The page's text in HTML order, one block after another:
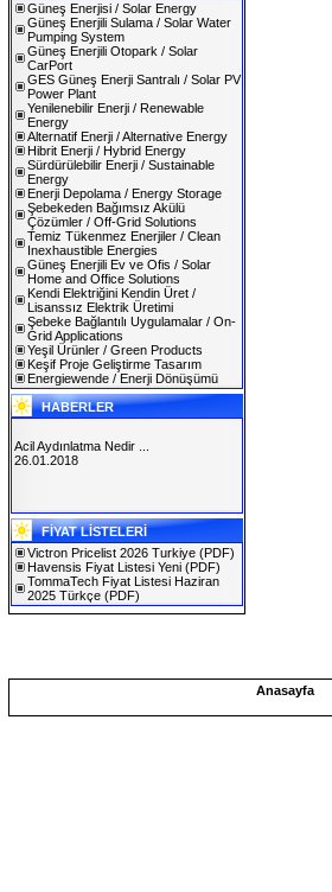
Güneş Enerjisi / Solar Energy
Güneş Enerjili Sulama / Solar Water
Pumping System
Güneş Enerjili Otopark / Solar
CarPort
GES Güneş Enerji Santralı / Solar PV
Power Plant
Yenilenebilir Enerji / Renewable
Energy
Alternatif Enerji / Alternative Energy
Hibrit Enerji / Hybrid Energy
Sürdürülebilir Enerji / Sustainable
Energy
Enerji Depolama / Energy Storage
Şebekeden Bağımsız Akülü
Çözümler / Off-Grid Solutions
Temiz Tükenmez Enerjiler / Clean
Inexhaustible Energies
Güneş Enerjili Ev ve Ofis / Solar
Home and Office Solutions
Kendi Elektriğini Kendin Üret /
Lisanssız Elektrik Üretimi
Şebeke Bağlantılı Uygulamalar / On-
Grid Applications
Yeşil Ürünler / Green Products
Keşif Proje Geliştirme Tasarım
Energiewende / Enerji Dönüşümü
HABERLER
SOLAREX ISTANBUL 2019
30.01.2019
Acil Aydınlatma Nedir ...
26.01.2018
FİYAT LİSTELERİ
Victron Pricelist 2026 Turkiye (PDF)
Havensis Fiyat Listesi Yeni (PDF)
TommaTech Fiyat Listesi Haziran
2025 Türkçe (PDF)
Anasayfa